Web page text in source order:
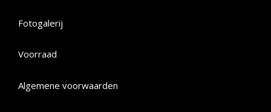
Fotogalerij
Voorraad
Algemene voorwaarden